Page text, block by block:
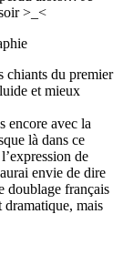
>_<
chiants du premier
et mieux
encore avec la
là dans ce
de
envie de dire
doublage français
dramatique, mais